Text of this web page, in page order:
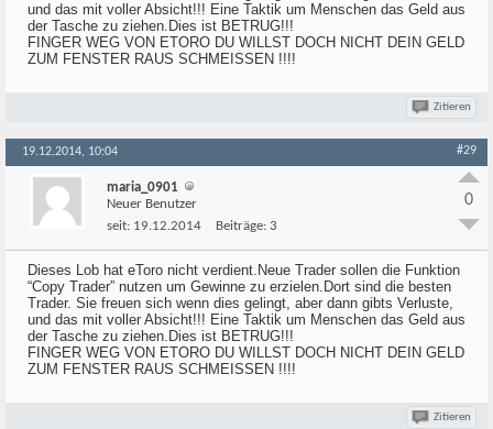
und das mit voller Absicht!!! Eine Taktik um Menschen das Geld aus
der Tasche zu ziehen.Dies ist BETRUG!!!
FINGER WEG VON ETORO DU WILLST DOCH NICHT DEIN GELD
ZUM FENSTER RAUS SCHMEISSEN !!!!
Zitieren
19.12.2014, 10:04 #29
maria_0901
Neuer Benutzer
seit: 19.12.2014 Beiträge: 3
0
Dieses Lob hat eToro nicht verdient.Neue Trader sollen die Funktion
“Copy Trader” nutzen um Gewinne zu erzielen.Dort sind die besten
Trader. Sie freuen sich wenn dies gelingt, aber dann gibts Verluste,
und das mit voller Absicht!!! Eine Taktik um Menschen das Geld aus
der Tasche zu ziehen.Dies ist BETRUG!!!
FINGER WEG VON ETORO DU WILLST DOCH NICHT DEIN GELD
ZUM FENSTER RAUS SCHMEISSEN !!!!
Zitieren